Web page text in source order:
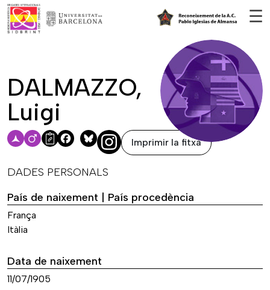
☰
DALMAZZO,
Luigi
Facebook
Bluesky Imprimir la fitxa
DADES PERSONALS
País de naixement | País procedència
França
Itàlia
Data de naixement
11/07/1905